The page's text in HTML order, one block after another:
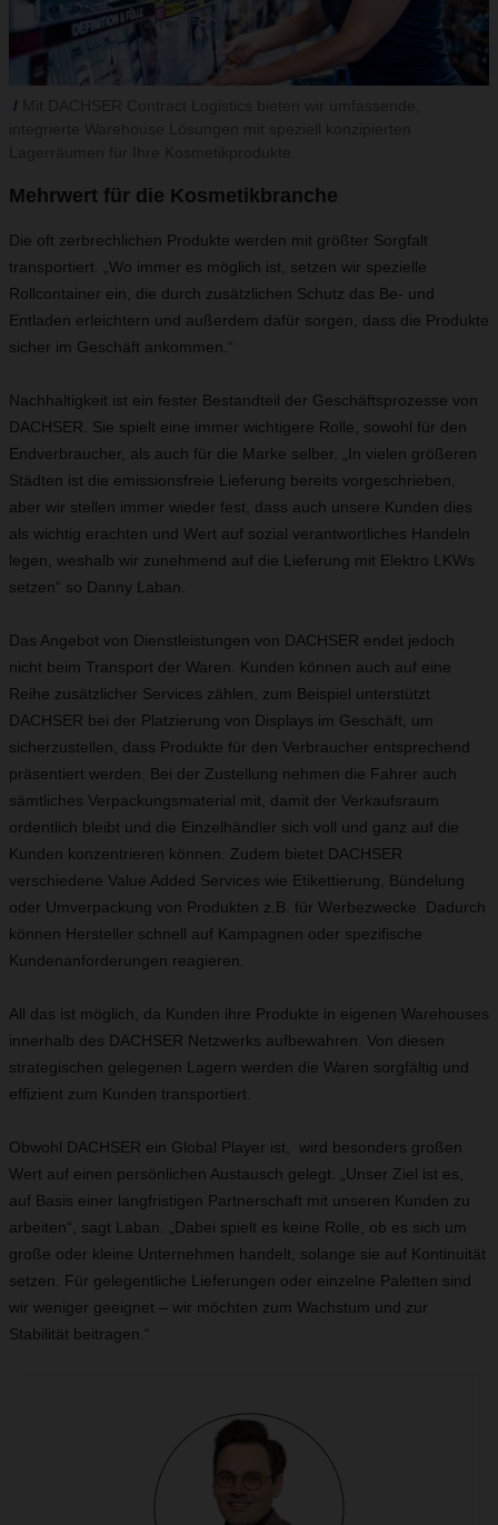
Mehrwert für die Kosmetikbranche
Die oft zerbrechlichen Produkte werden mit größter Sorgfalt
transportiert. „Wo immer es möglich ist, setzen wir spezielle
Rollcontainer ein, die durch zusätzlichen Schutz das Be- und
Entladen erleichtern und außerdem dafür sorgen, dass die Produkte
sicher im Geschäft ankommen.“
Nachhaltigkeit ist ein fester Bestandteil der Geschäftsprozesse von
DACHSER. Sie spielt eine immer wichtigere Rolle, sowohl für den
Endverbraucher, als auch für die Marke selber. „In vielen größeren
Städten ist die emissionsfreie Lieferung bereits vorgeschrieben,
aber wir stellen immer wieder fest, dass auch unsere Kunden dies
als wichtig erachten und Wert auf sozial verantwortliches Handeln
legen, weshalb wir zunehmend auf die Lieferung mit Elektro LKWs
setzen“ so Danny Laban.
Das Angebot von Dienstleistungen von DACHSER endet jedoch
nicht beim Transport der Waren. Kunden können auch auf eine
Reihe zusätzlicher Services zählen, zum Beispiel unterstützt
DACHSER bei der Platzierung von Displays im Geschäft, um
sicherzustellen, dass Produkte für den Verbraucher entsprechend
präsentiert werden. Bei der Zustellung nehmen die Fahrer auch
sämtliches Verpackungsmaterial mit, damit der Verkaufsraum
ordentlich bleibt und die Einzelhändler sich voll und ganz auf die
Kunden konzentrieren können. Zudem bietet DACHSER
verschiedene Value Added Services wie Etikettierung, Bündelung
oder Umverpackung von Produkten z.B. für Werbezwecke. Dadurch
können Hersteller schnell auf Kampagnen oder spezifische
Kundenanforderungen reagieren.
All das ist möglich, da Kunden ihre Produkte in eigenen Warehouses
innerhalb des DACHSER Netzwerks aufbewahren. Von diesen
strategischen gelegenen Lagern werden die Waren sorgfältig und
effizient zum Kunden transportiert.
Obwohl DACHSER ein Global Player ist, wird besonders großen
Wert auf einen persönlichen Austausch gelegt. „Unser Ziel ist es,
auf Basis einer langfristigen Partnerschaft mit unseren Kunden zu
arbeiten“, sagt Laban. „Dabei spielt es keine Rolle, ob es sich um
große oder kleine Unternehmen handelt, solange sie auf Kontinuität
setzen. Für gelegentliche Lieferungen oder einzelne Paletten sind
wir weniger geeignet – wir möchten zum Wachstum und zur
Stabilität beitragen.“